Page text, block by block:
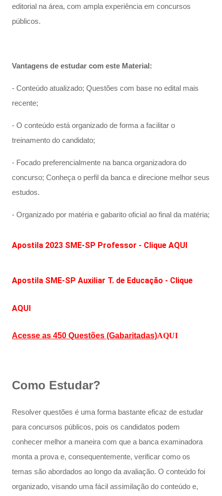
editorial na área, com ampla experiência em concursos
públicos.
Vantagens de estudar com este Material:
- Conteúdo atualizado; Questões com base no edital mais
recente;
- O conteúdo está organizado de forma a facilitar o
treinamento do candidato;
- Focado preferencialmente na banca organizadora do
concurso; Conheça o perfil da banca e direcione melhor seus
estudos.
- Organizado por matéria e gabarito oficial ao final da matéria;
Apostila 2023 SME-SP Professor - Clique AQUI
Apostila SME-SP Auxiliar T. de Educação - Clique
AQUI
Acesse as 450 Questões (Gabaritadas)AQUI
Como Estudar?
Resolver questões é uma forma bastante eficaz de estudar
para concursos públicos, pois os candidatos podem
conhecer melhor a maneira com que a banca examinadora
monta a prova e, consequentemente, verificar como os
temas são abordados ao longo da avaliação. O conteúdo foi
organizado, visando uma fácil assimilação do conteúdo e,